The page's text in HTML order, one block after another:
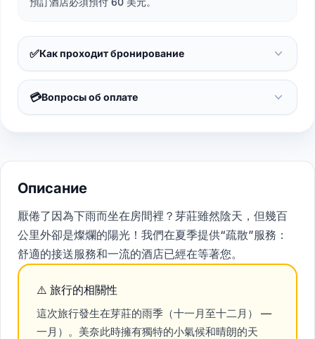
✅Как проходит бронирование
💳Вопросы об оплате
Описание
厭倦了因為下雨而坐在房間裡？芽莊雖然陰天，但幾百
公里外卻是燦爛的陽光！我們在夏季提供“疏散”服務：
舒適的接送服務和一流的酒店已經在等著您。
⚠️ 旅行的相關性
這次旅行發生在芽莊的雨季（十一月至十二月） —
一月）。美奈此時擁有獨特的小氣候和晴朗的天